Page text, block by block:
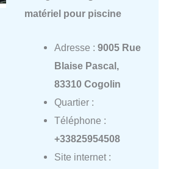
matériel pour piscine
Adresse : 9005 Rue
Blaise Pascal,
83310 Cogolin
Quartier :
Téléphone :
+33825954508
Site internet :